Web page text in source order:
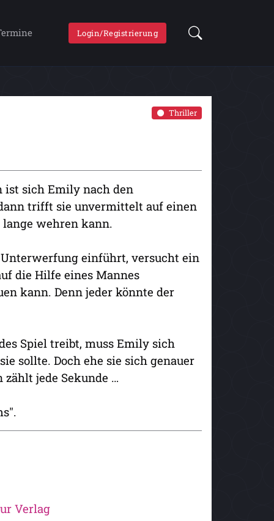
Login/Registrierung
Thriller
ist sich Emily nach den
trifft sie unvermittelt auf einen
wehren kann.
einführt, versucht ein
die Hilfe eines Mannes
kann. Denn jeder könnte der
Spiel treibt, muss Emily sich
sollte. Doch ehe sie sich genauer
zählt jede Sekunde …
Verlag